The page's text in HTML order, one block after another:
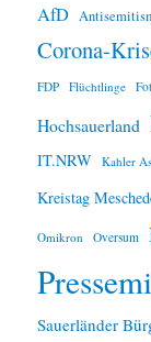
s
AfD
Corona-
FDP Flüchtlinge
Hochsauerland
IT.NRW Kahler
Kreistag
Omikron Oversum
Sauerländer